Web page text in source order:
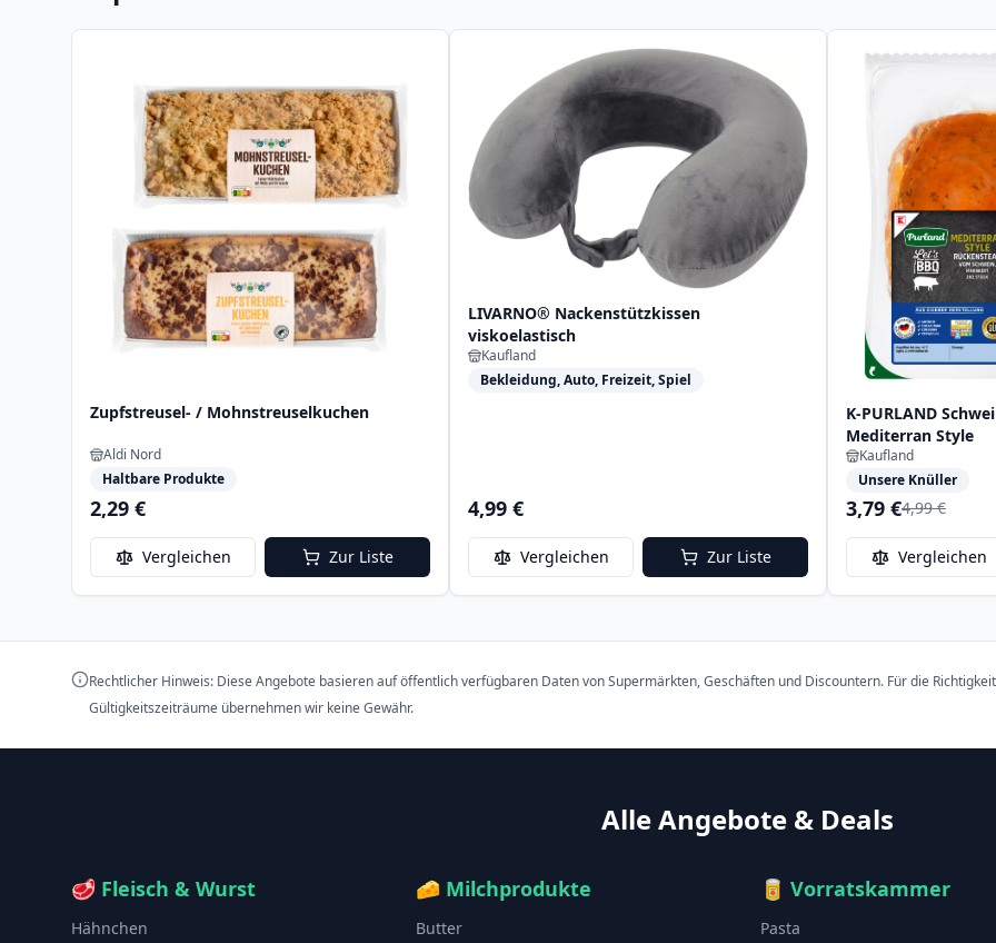
Zupfstreusel- / Mohnstreuselkuchen
Aldi Nord
Haltbare Produkte
2,29 €
Vergleichen Zur Liste
LIVARNO® Nackenstützkissen
viskoelastisch
Kaufland
Bekleidung, Auto, Freizeit, Spiel
4,99 €
Vergleichen Zur Liste
K-PURLAND
Mediterran Style
Kaufland
Unsere Knüller
3,79 €4,99 €
Vergleichen
Rechtlicher Hinweis: Diese Angebote basieren auf öffentlich verfügbaren Daten von Supermärkten, Geschäften und Discountern. Für die
Gültigkeitszeiträume übernehmen wir keine Gewähr.
Alle Angebote & Deals
🥩 Fleisch & Wurst
Hähnchen
🧀 Milchprodukte
Butter
🥫 Vorratskammer
Pasta